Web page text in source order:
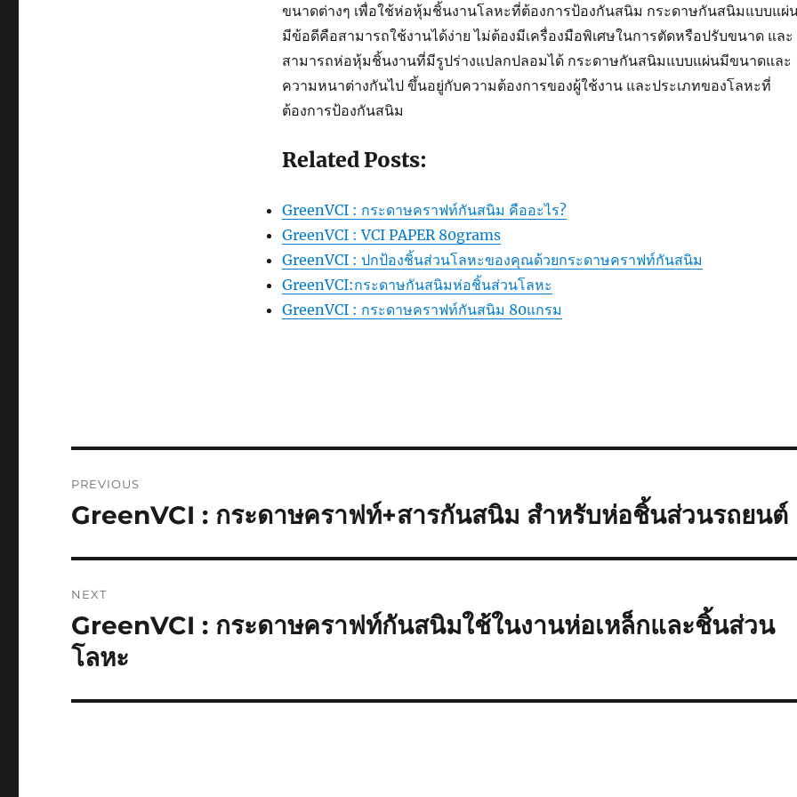
ขนาดต่างๆ เพื่อใช้ห่อหุ้มชิ้นงานโลหะที่ต้องการป้องกันสนิม กระดาษกันสนิมแบบแผ่
มีข้อดีคือสามารถใช้งานได้ง่าย ไม่ต้องมีเครื่องมือพิเศษในการตัดหรือปรับขนาด และ
สามารถห่อหุ้มชิ้นงานที่มีรูปร่างแปลกปลอมได้ กระดาษกันสนิมแบบแผ่นมีขนาดและ
ความหนาต่างกันไป ขึ้นอยู่กับความต้องการของผู้ใช้งาน และประเภทของโลหะที่
ต้องการป้องกันสนิม
Related Posts:
GreenVCI : กระดาษคราฟท์กันสนิม คืออะไร?
GreenVCI : VCI PAPER 80grams
GreenVCI : ปกป้องชิ้นส่วนโลหะของคุณด้วยกระดาษคราฟท์กันสนิม
GreenVCI:กระดาษกันสนิมห่อชิ้นส่วนโลหะ
GreenVCI : กระดาษคราฟท์กันสนิม 80แกรม
navigation
PREVIOUS
Previous
GreenVCI : กระดาษคราฟท์+สารกันสนิม สำหรับห่อชิ้นส่วนรถยนต์
NEXT
Next
post:
GreenVCI : กระดาษคราฟท์กันสนิมใช้ในงานห่อเหล็กและชิ้นส่วน
โลหะ